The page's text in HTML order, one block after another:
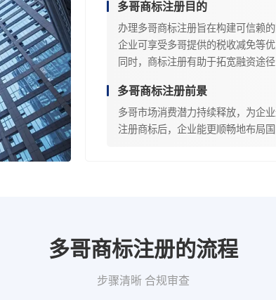
多哥商标注册目的
办理多哥商标注册旨在构建可信赖
企业可享受多哥提供的税收减免等
同时，商标注册有助于拓宽融资途
多哥商标注册前景
多哥市场消费潜力持续释放，为企
注册商标后，企业能更顺畅地布局
多哥商标注册的流程
步骤清晰 合规审查